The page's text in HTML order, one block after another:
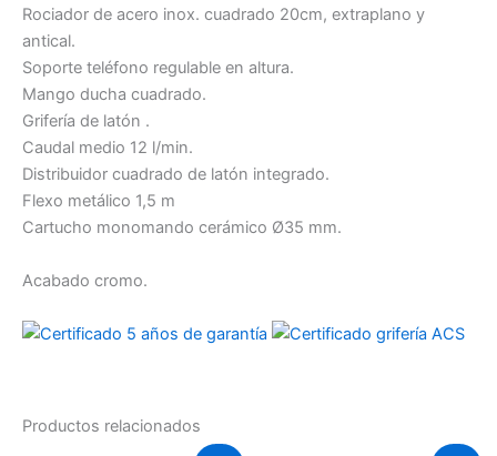
Rociador de acero inox. cuadrado 20cm, extraplano y
antical.
Soporte teléfono regulable en altura.
Mango ducha cuadrado.
Grifería de latón .
Caudal medio 12 l/min.
Distribuidor cuadrado de latón integrado.
Flexo metálico 1,5 m
Cartucho monomando cerámico Ø35 mm.
Acabado cromo.
Productos relacionados